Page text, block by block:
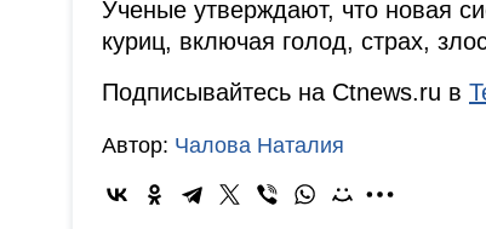
Ученые утверждают, что новая
куриц, включая голод, страх,
Подписывайтесь на Ctnews.ru в
Автор: Чалова Наталия